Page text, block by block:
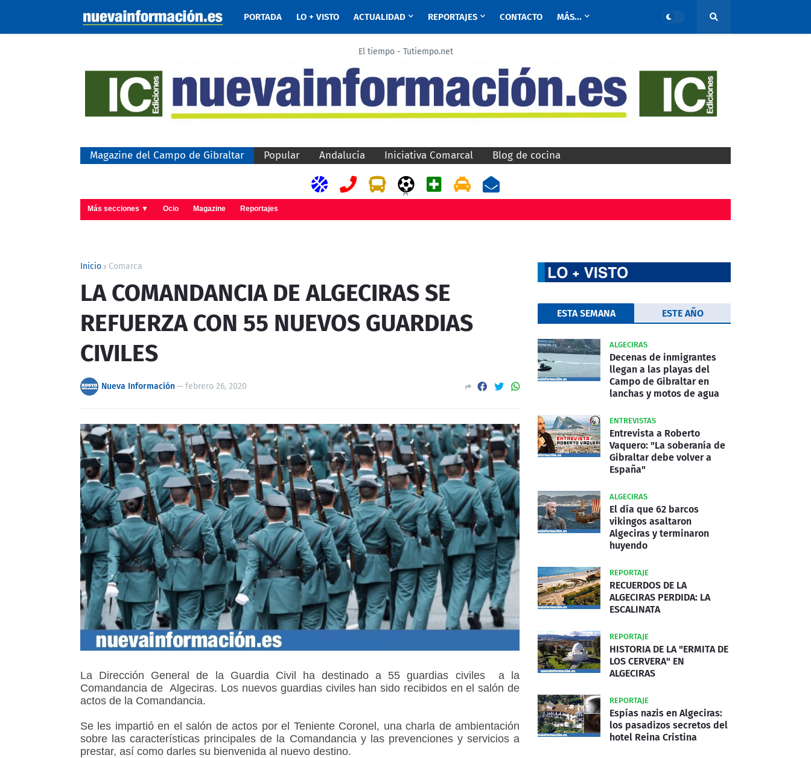
PORTADA LO + VISTO ACTUALIDAD REPORTAJES CONTACTO MÁS...
El tiempo - Tutiempo.net
Magazine del Campo de Gibraltar Popular Andalucía Iniciativa Comarcal Blog de cocina
A
Más secciones ▼ Ocio Magazine Reportajes
Inicio Comarca
LA COMANDANCIA DE ALGECIRAS SE
REFUERZA CON 55 NUEVOS GUARDIAS
CIVILES
Nueva Información—febrero 26, 2020
La Dirección General de la Guardia Civil ha destinado a 55 guardias civiles
a la
Comandancia de Algeciras. Los nuevos guardias civiles han sido recibidos en el salón de
actos de la Comandancia.
Se les impartió en el salón de actos por el Teniente Coronel, una charla de ambientación
sobre las características principales de la Comandancia y las prevenciones y servicios a
prestar, así como darles su bienvenida al nuevo destino.
ESTA SEMANA ESTE AÑO
ALGECIRAS
Decenas de inmigrantes
llegan a las playas del
Campo de Gibraltar en
lanchas y motos de agua
ENTREVISTAS
Entrevista a Roberto
Vaquero: "La soberanía de
Gibraltar debe volver a
España"
ALGECIRAS
El día que 62 barcos
vikingos asaltaron
Algeciras y terminaron
huyendo
REPORTAJE
RECUERDOS DE LA
ALGECIRAS PERDIDA: LA
ESCALINATA
REPORTAJE
HISTORIA DE LA "ERMITA DE
LOS CERVERA" EN
ALGECIRAS
REPORTAJE
Espías nazis en Algeciras:
los pasadizos secretos del
hotel Reina Cristina